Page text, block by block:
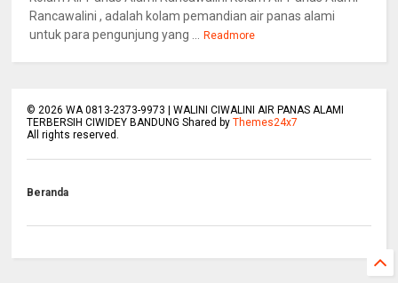
Rancawalini , adalah kolam pemandian air panas alami
untuk para pengunjung yang ...
Readmore
© 2026 WA 0813-2373-9973 | WALINI CIWALINI AIR PANAS ALAMI
TERBERSIH CIWIDEY BANDUNG Shared byThemes24x7
All rights reserved.
Beranda